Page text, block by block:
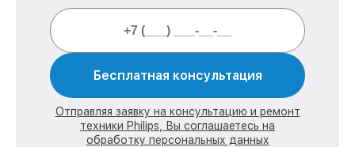
Бесплатная консультация
Отправляя заявку на консультацию и ремонт
техники Philips, Вы соглашаетесь на
обработку персональных данных